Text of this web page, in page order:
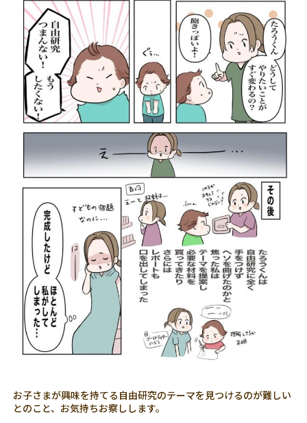
お子さまが興味を持てる自由研究のテーマを見つけるのが難しい
とのこと、お気持ちお察しします。